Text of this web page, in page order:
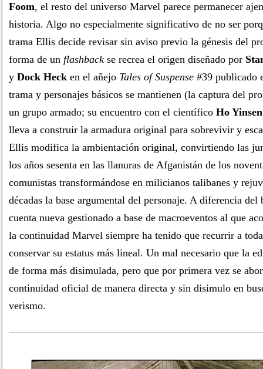
Foom, el resto del universo Marvel parece permanecer
historia. Algo no especialmente significativo de no ser
trama Ellis decide revisar sin aviso previo la génesis del
forma de un flashback se recrea el origen diseñado por
y Dock Heck en el añejo Tales of Suspense #39 publicado
trama y personajes básicos se mantienen (la captura del
un grupo armado; su encuentro con el científico Ho Yinsen
lleva a construir la armadura original para sobrevivir y
Ellis modifica la ambientación original, convirtiendo las
los años sesenta en las llanuras de Afganistán de los
comunistas transformándose en milicianos talibanes y
décadas la base argumental del personaje. A diferencia del
cuenta nueva gestionado a base de macroeventos al que
la continuidad Marvel siempre ha tenido que recurrir a
conservar su estatus más lineal. Un mal necesario que la
de forma más disimulada, pero que por primera vez se
continuidad oficial de manera directa y sin disimulo en
verismo.